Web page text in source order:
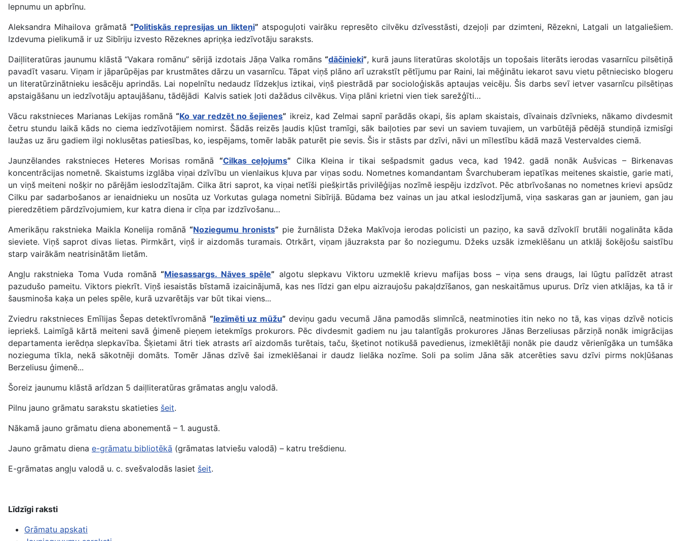
lepnumu un apbrīnu.
Aleksandra Mihailova grāmatā “Politiskās represijas un likteņi” atspoguļoti vairāku represēto cilvēku dzīvesstāsti, dzejoļi par dzimteni, Rēzekni, Latgali un latgaliešiem.
Izdevuma pielikumā ir uz Sibīriju izvesto Rēzeknes apriņķa iedzīvotāju saraksts.
Daiļliteratūras jaunumu klāstā “Vakara romānu” sērijā izdotais Jāņa Valka romāns “dāčinieki”, kurā jauns literatūras skolotājs un topošais literāts ierodas vasarnīcu pilsētiņā
pavadīt vasaru. Viņam ir jāparūpējas par krustmātes dārzu un vasarnīcu. Tāpat viņš plāno arī uzrakstīt pētījumu par Raini, lai mēģinātu iekarot savu vietu pētniecisko blogeru
un literatūrzinātnieku iesācēju aprindās. Lai nopelnītu nedaudz līdzekļus iztikai, viņš piestrādā par socioloģiskās aptaujas veicēju. Šis darbs sevī ietver vasarnīcu pilsētiņas
apstaigāšanu un iedzīvotāju aptaujāšanu, tādējādi Kalvis satiek ļoti dažādus cilvēkus. Viņa plāni krietni vien tiek sarežģīti…
Vācu rakstnieces Marianas Lekijas romānā“Ko var redzēt no šejienes” ikreiz, kad Zelmai sapnī parādās okapi, šis aplam skaistais, dīvainais dzīvnieks, nākamo divdesmit
četru stundu laikā kāds no ciema iedzīvotājiem nomirst. Šādās reizēs ļaudis kļūst tramīgi, sāk baiļoties par sevi un saviem tuvajiem, un varbūtējā pēdējā stundiņā izmisīgi
laužas uz āru gadiem ilgi noklusētas patiesības, ko, iespējams, tomēr labāk paturēt pie sevis. Šis ir stāsts par dzīvi, nāvi un mīlestību kādā mazā Vestervaldes ciemā.
Jaunzēlandes rakstnieces Heteres Morisas romānā “Cilkas ceļojums” Cilka Kleina ir tikai sešpadsmit gadus veca, kad 1942. gadā nonāk Aušvicas – Birkenavas
koncentrācijas nometnē. Skaistums izglāba viņai dzīvību un vienlaikus kļuva par viņas sodu. Nometnes komandantam Švarchuberam iepatīkas meitenes skaistie, garie mati,
un viņš meiteni nošķir no pārējām ieslodzītajām. Cilka ātri saprot, ka viņai netīši piešķirtās privilēģijas nozīmē iespēju izdzīvot. Pēc atbrīvošanas no nometnes krievi apsūdz
Cilku par sadarbošanos ar ienaidnieku un nosūta uz Vorkutas gulaga nometni Sibīrijā. Būdama bez vainas un jau atkal ieslodzījumā, viņa saskaras gan ar jauniem, gan jau
pieredzētiem pārdzīvojumiem, kur katra diena ir cīņa par izdzīvošanu…
Amerikāņu rakstnieka Maikla Konelija romānā“Noziegumu hronists” pie žurnālista Džeka Makīvoja ierodas policisti un paziņo, ka savā dzīvoklī brutāli nogalināta kāda
sieviete. Viņš saprot divas lietas. Pirmkārt, viņš ir aizdomās turamais. Otrkārt, viņam jāuzraksta par šo noziegumu. Džeks uzsāk izmeklēšanu un atklāj šokējošu saistību
starp vairākām neatrisinātām lietām.
Angļu rakstnieka Toma Vuda romānā“Miesassargs. Nāves spēle” algotu slepkavu Viktoru uzmeklē krievu mafijas boss – viņa sens draugs, lai lūgtu palīdzēt atrast
pazudušo pameitu. Viktors piekrīt. Viņš iesaistās bīstamā izaicinājumā, kas nes līdzi gan elpu aizraujošu pakaļdzīšanos, gan neskaitāmus upurus. Drīz vien atklājas, ka tā ir
šausminoša kaķa un peles spēle, kurā uzvarētājs var būt tikai viens...
Zviedru rakstnieces Emīlijas Šepas detektīvromānā “Iezīmēti uz mūžu” deviņu gadu vecumā Jāna pamodās slimnīcā, neatminoties itin neko no tā, kas viņas dzīvē noticis
iepriekš. Laimīgā kārtā meiteni savā ģimenē pieņem ietekmīgs prokurors. Pēc divdesmit gadiem nu jau talantīgās prokurores Jānas Berzeliusas pārziņā nonāk imigrācijas
departamenta ierēdņa slepkavība. Šķietami ātri tiek atrasts arī aizdomās turētais, taču, šķetinot notikušā pavedienus, izmeklētāji nonāk pie daudz vērienīgāka un tumšāka
nozieguma tīkla, nekā sākotnēji domāts. Tomēr Jānas dzīvē šai izmeklēšanai ir daudz lielāka nozīme. Soli pa solim Jāna sāk atcerēties savu dzīvi pirms nokļūšanas
Berzeliusu ģimenē...
Šoreiz jaunumu klāstā arīdzan 5 daiļliteratūras grāmatas angļu valodā.
Pilnu jauno grāmatu sarakstu skatieties šeit.
Nākamā jauno grāmatu diena abonementā – 1. augustā.
Jauno grāmatu diena e-grāmatu bibliotēkā (grāmatas latviešu valodā) – katru trešdienu.
E-grāmatas angļu valodā u. c. svešvalodās lasiet šeit.
Līdzīgi raksti
Grāmatu apskati